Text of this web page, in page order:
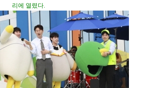
리에 열렸다.